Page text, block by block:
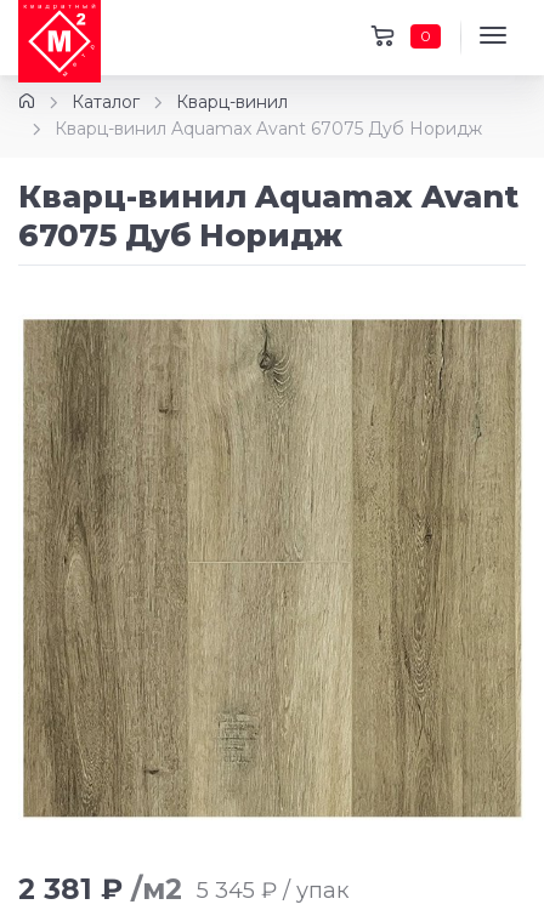
0
Каталог
Кварц-винил
Кварц-винил Aquamax Avant 67075 Дуб Норидж
Кварц-винил Aquamax Avant
67075 Дуб Норидж
2 381 ₽ /м2 5 345 ₽ / упак